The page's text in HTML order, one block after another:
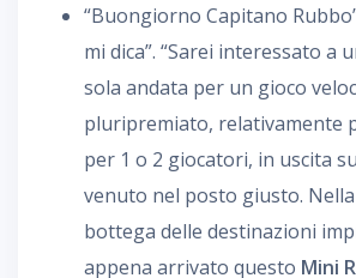
“Buongiorno Capitano
mi dica”. “Sarei interessato a
sola andata per un gioco
pluripremiato, relativamente
per 1 o 2 giocatori, in uscita
venuto nel posto giusto.
bottega delle destinazioni
appena arrivato questo Mini